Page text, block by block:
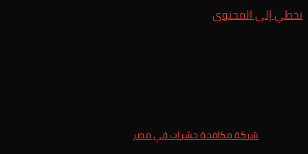
تخطي إلى المحتوى
شركة مكافحة حشرات في مصر